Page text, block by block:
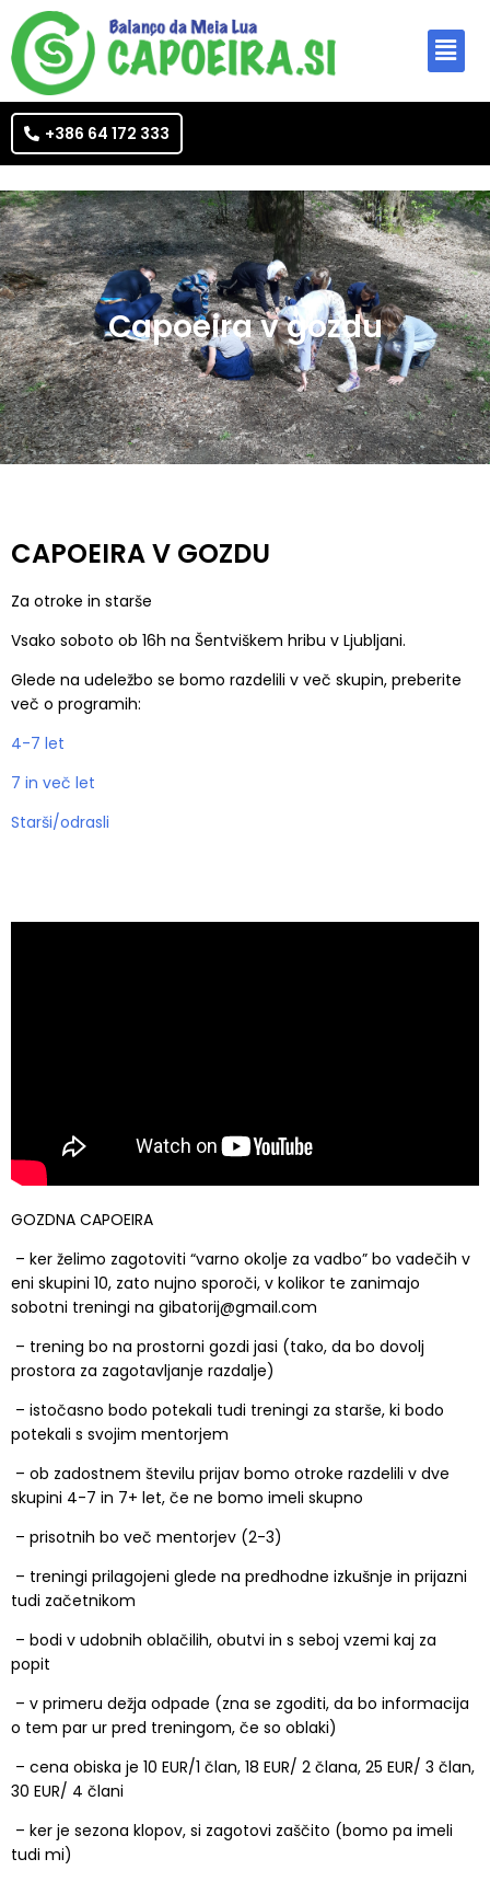
+386 64 172 333
Capoeira v gozdu
CAPOEIRA V GOZDU
Za otroke in starše
Vsako soboto ob 16h na Šentviškem hribu v Ljubljani.
Glede na udeležbo se bomo razdelili v več skupin, preberite
več o programih:
4-7 let
7 in več let
Starši/odrasli
GOZDNA CAPOEIRA
– ker želimo zagotoviti “varno okolje za vadbo” bo vadečih v
eni skupini 10, zato nujno sporoči, v kolikor te zanimajo
sobotni treningi na gibatorij@gmail.com
– trening bo na prostorni gozdi jasi (tako, da bo dovolj
prostora za zagotavljanje razdalje)
– istočasno bodo potekali tudi treningi za starše, ki bodo
potekali s svojim mentorjem
– ob zadostnem številu prijav bomo otroke razdelili v dve
skupini 4-7 in 7+ let, če ne bomo imeli skupno
– prisotnih bo več mentorjev (2-3)
– treningi prilagojeni glede na predhodne izkušnje in prijazni
tudi začetnikom
– bodi v udobnih oblačilih, obutvi in s seboj vzemi kaj za
popit
– v primeru dežja odpade (zna se zgoditi, da bo informacija
o tem par ur pred treningom, če so oblaki)
– cena obiska je 10 EUR/1 član, 18 EUR/ 2 člana, 25 EUR/ 3 član,
30 EUR/ 4 člani
– ker je sezona klopov, si zagotovi zaščito (bomo pa imeli
tudi mi)